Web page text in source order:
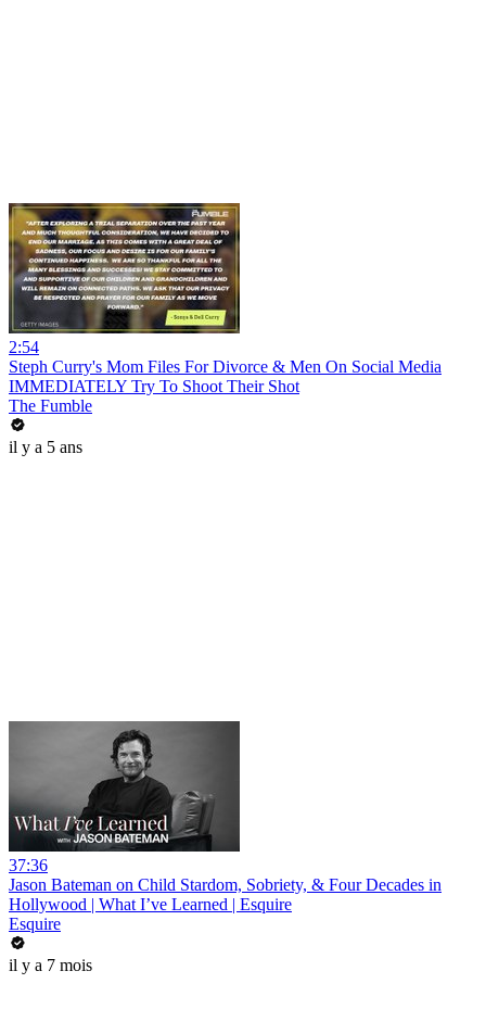
2:54
Steph Curry's Mom Files For Divorce & Men On Social Media
IMMEDIATELY Try To Shoot Their Shot
The Fumble
il y a 5 ans
37:36
Jason Bateman on Child Stardom, Sobriety, & Four Decades in
Hollywood | What I’ve Learned | Esquire
Esquire
il y a 7 mois